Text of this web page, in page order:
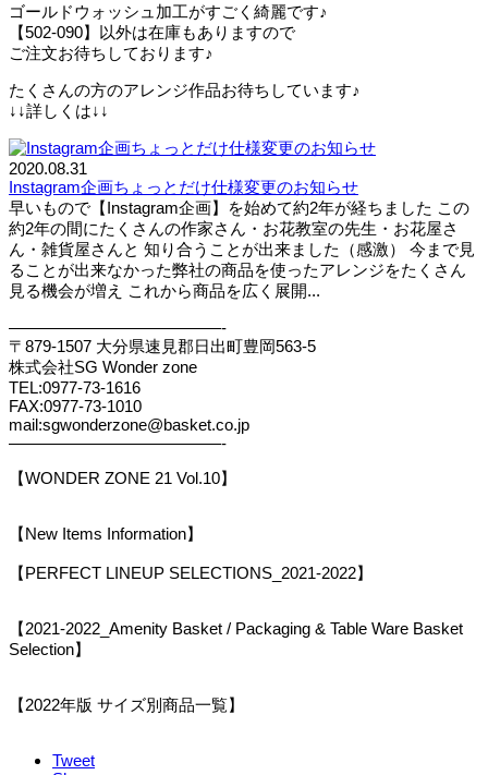
ゴールドウォッシュ加工がすごく綺麗です♪
【502-090】以外は在庫もありますので
ご注文お待ちしております♪
たくさんの方のアレンジ作品お待ちしています♪
↓↓詳しくは↓↓
2020.08.31
Instagram企画ちょっとだけ仕様変更のお知らせ
早いもので【Instagram企画】を始めて約2年が経ちました この
約2年の間にたくさんの作家さん・お花教室の先生・お花屋さ
ん・雑貨屋さんと 知り合うことが出来ました（感激） 今まで見
ることが出来なかった弊社の商品を使ったアレンジをたくさん
見る機会が増え これから商品を広く展開...
—————————————-
〒879-1507 大分県速見郡日出町豊岡563-5
株式会社SG Wonder zone
TEL:0977-73-1616
FAX:0977-73-1010
mail:sgwonderzone@basket.co.jp
—————————————-
【WONDER ZONE 21 Vol.10】
【New Items Information】
【PERFECT LINEUP SELECTIONS_2021-2022】
【2021-2022_Amenity Basket / Packaging & Table Ware Basket
Selection】
【2022年版 サイズ別商品一覧】
Tweet